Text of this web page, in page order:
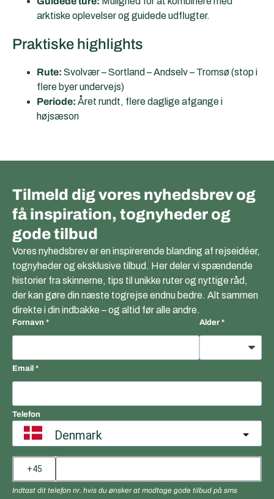
arktiske oplevelser og guidede udflugter.
Praktiske highlights
Rute: Svolvær – Sortland – Andselv – Tromsø (stop i
flere byer undervejs)
Periode: Året rundt, flere daglige afgange i
højsæson
Tilmeld dig vores nyhedsbrev og
få inspiration, tognyheder og
gode tilbud
Vores nyhedsbrev er en inspirerende blanding af rejseidéer,
tognyheder og eksklusive tilbud. Her deler vi spændende
historier fra skinnerne, tips til unikke ruter og nyttige råd,
der kan gøre din næste togrejse endnu bedre. Alt sammen
direkte i din indbakke – og altid før alle andre.
Fornavn Alder
Email
Telefon
Denmark
Indtast dit telefon nr. hvis du ønsker at modtage gode tilbud på sms